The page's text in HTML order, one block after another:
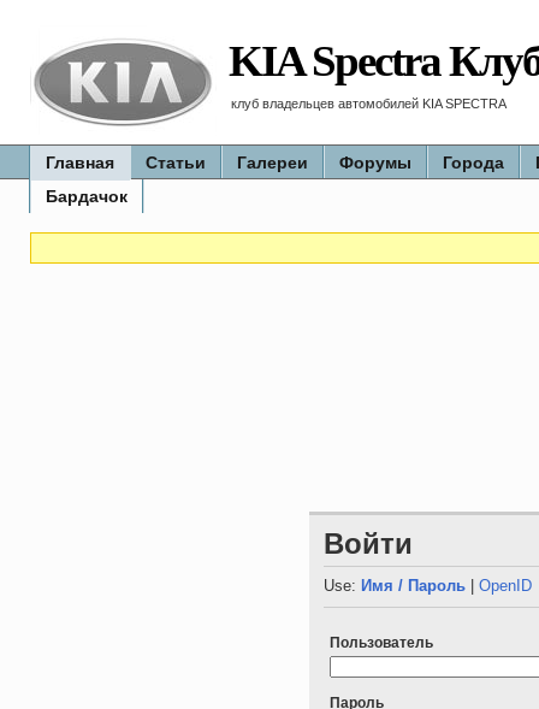
KIA Spectra
клуб владельцев автомобилей KIA SPECTRA
Главная Статьи Галереи Форумы Города
Бардачок
Войти
Use: Имя / Пароль |OpenID
Пользователь
Пароль